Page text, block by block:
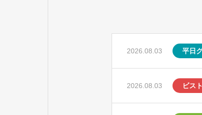
2026.08.03 平日
2026.08.03 ビス